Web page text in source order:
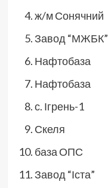
ж/м Сонячний
Завод “МЖБК”
Нафтобаза
Нафтобаза
с. Ігрень-1
Скеля
база ОПС
Завод “Іста”